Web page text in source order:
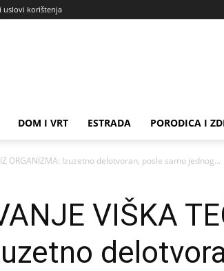
uslovi korištenja
DOM I VRT ESTRADA PORODICA I
IZ ORGANIZMA: Izuzetno delotvoran, posle samo jednog...
VIŠKA